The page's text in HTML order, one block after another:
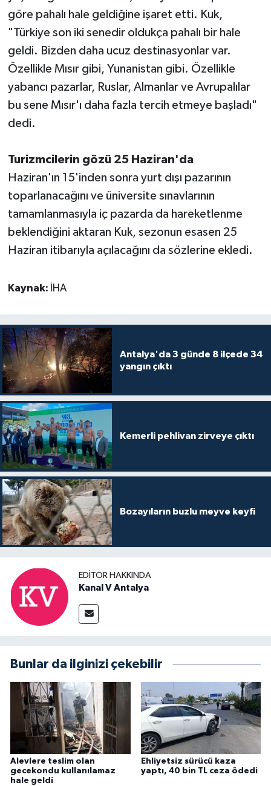
göre pahalı hale geldiğine işaret etti. Kuk,
"Türkiye son iki senedir oldukça pahalı bir hale
geldi. Bizden daha ucuz destinasyonlar var.
Özellikle Mısır gibi, Yunanistan gibi. Özellikle
yabancı pazarlar, Ruslar, Almanlar ve Avrupalılar
bu sene Mısır'ı daha fazla tercih etmeye başladı"
dedi.
Turizmcilerin gözü 25 Haziran'da
Haziran'ın 15'inden sonra yurt dışı pazarının
toparlanacağını ve üniversite sınavlarının
tamamlanmasıyla iç pazarda da hareketlenme
beklendiğini aktaran Kuk, sezonun esasen 25
Haziran itibarıyla açılacağını da sözlerine ekledi.
Kaynak: İHA
Antalya'da 3 günde 8 ilçede 34
yangın çıktı
Kemerli pehlivan zirveye çıktı
Bozayıların buzlu meyve keyfi
EDITÖR HAKKINDA
Kanal V Antalya
Bunlar da ilginizi çekebilir
Alevlere teslim olan
gecekondu kullanılamaz
hale geldi
Ehliyetsiz sürücü kaza
yaptı, 40 bin TL ceza ödedi